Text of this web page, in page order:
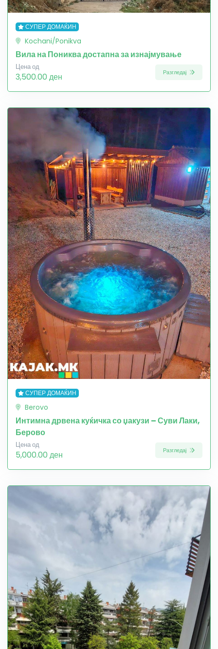
СУПЕР ДОМАЌИН
Kochani/Ponikva
Вила на Пониква достапна за изнајмување
Цена од
3,500.00 ден Разгледај
СУПЕР ДОМАЌИН
Berovo
Интимна дрвена куќичка со џакузи – Суви Лаки,
Берово
Цена од
5,000.00 ден Разгледај